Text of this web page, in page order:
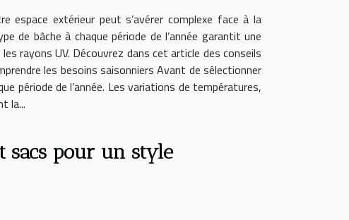
espace extérieur peut s’avérer complexe face à la
de bâche à chaque période de l’année garantit une
rayons UV. Découvrez dans cet article des conseils
les besoins saisonniers Avant de sélectionner
période de l’année. Les variations de températures,
la...
sacs pour un style